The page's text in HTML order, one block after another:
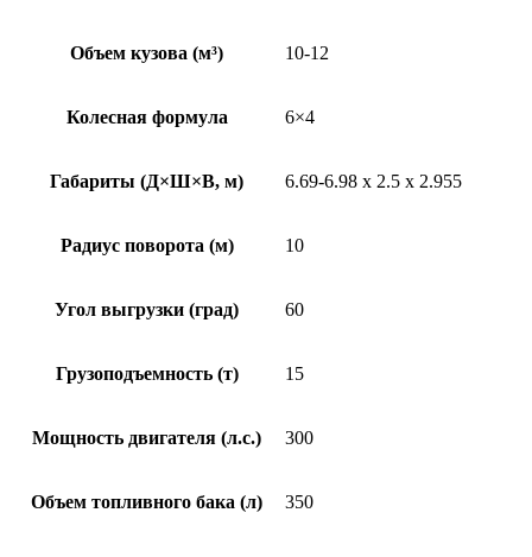
Объем кузова (м³) 10-12
Колесная формула 6×4
Габариты (Д×Ш×В, м) 6.69-6.98 x 2.5 x 2.955
Радиус поворота (м) 10
Угол выгрузки (град) 60
Грузоподъемность (т) 15
Мощность двигателя (л.с.) 300
Объем топливного бака (л) 350